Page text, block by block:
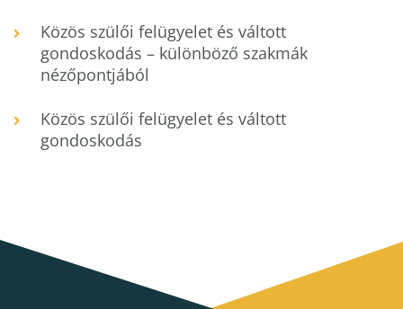
Közös szülői felügyelet és váltott
gondoskodás – különböző szakmák
nézőpontjából
Közös szülői felügyelet és váltott
gondoskodás